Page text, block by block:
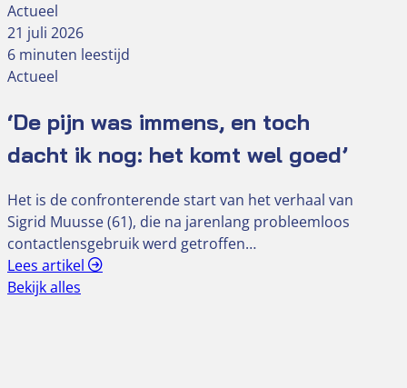
Actueel
21 juli 2026
6 minuten leestijd
Actueel
‘De pijn was immens, en toch
dacht ik nog: het komt wel goed’
Het is de confronterende start van het verhaal van
Sigrid Muusse (61), die na jarenlang probleemloos
contactlensgebruik werd getroffen…
Lees artikel
Bekijk alles